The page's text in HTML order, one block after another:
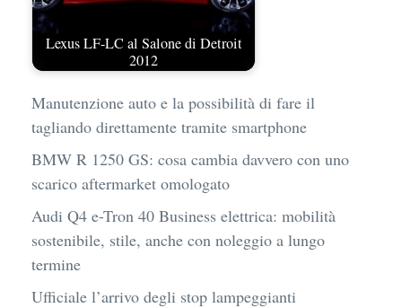
Lexus LF-LC al Salone di Detroit
2012
Manutenzione auto e la possibilità di fare il
tagliando direttamente tramite smartphone
BMW R 1250 GS: cosa cambia davvero con uno
scarico aftermarket omologato
Audi Q4 e-Tron 40 Business elettrica: mobilità
sostenibile, stile, anche con noleggio a lungo
termine
Ufficiale l’arrivo degli stop lampeggianti